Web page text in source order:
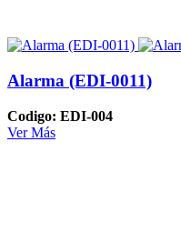
Alarma (EDI-0011)
Codigo: EDI-004
Ver Más